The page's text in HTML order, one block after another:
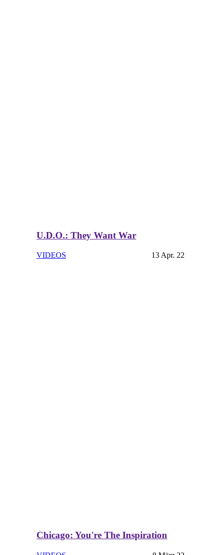
U.D.O.: They Want War
VIDEOS 13 Apr. 22
Chicago: You're The Inspiration